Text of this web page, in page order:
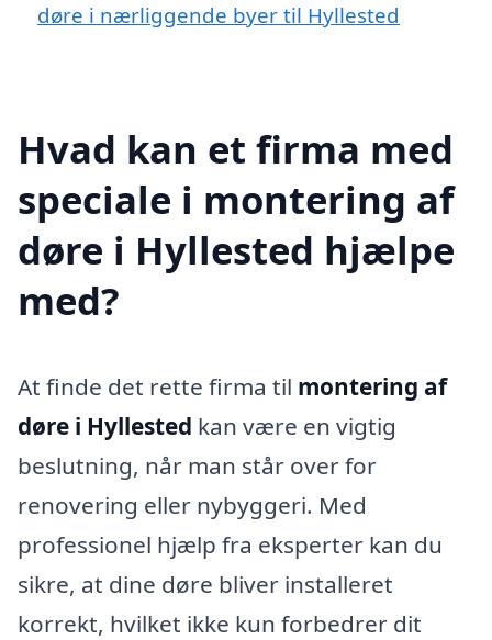
døre i nærliggende byer til Hyllested
Hvad kan et firma med
speciale i montering af
døre i Hyllested hjælpe
med?
At finde det rette firma til montering af
døre i Hyllested kan være en vigtig
beslutning, når man står over for
renovering eller nybyggeri. Med
professionel hjælp fra eksperter kan du
sikre, at dine døre bliver installeret
korrekt, hvilket ikke kun forbedrer dit